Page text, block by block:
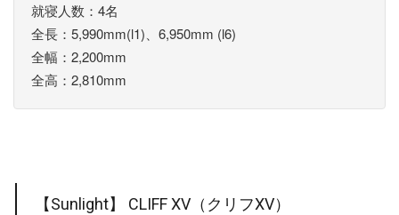
就寝人数：4名
全長：5,990mm(l1)、6,950mm (l6)
全幅：2,200mm
全高：2,810mm
【Sunlight】 CLIFF XV（クリフXV）